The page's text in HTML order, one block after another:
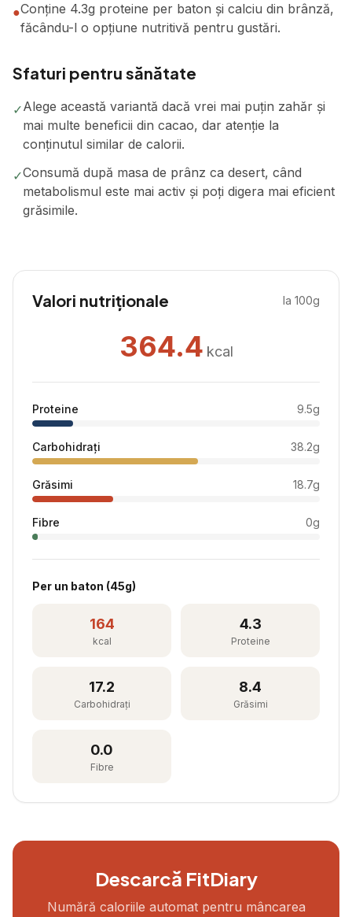
●Conține 4.3g proteine per baton și calciu din brânză,
făcându-l o opțiune nutritivă pentru gustări.
Sfaturi pentru sănătate
✓Alege această variantă dacă vrei mai puțin zahăr și
mai multe beneficii din cacao, dar atenție la
conținutul similar de calorii.
✓Consumă după masa de prânz ca desert, când
metabolismul este mai activ și poți digera mai eficient
grăsimile.
Valori nutriționale la 100g
364.4 kcal
Proteine 9.5g
Carbohidrați 38.2g
Grăsimi 18.7g
Fibre 0g
Per un baton (45g)
164
kcal
4.3
Proteine
17.2
Carbohidrați
8.4
Grăsimi
0.0
Fibre
Descarcă FitDiary
Numără caloriile automat pentru mâncarea